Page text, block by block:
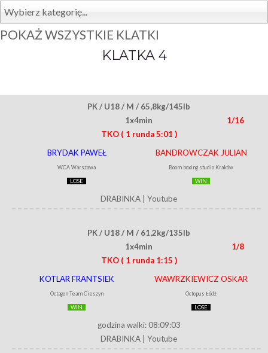
Wybierz kategorię...
POKAŻ WSZYSTKIE KLATKI
KLATKA 4
PK / U18 / M / 65,8kg/145lb
1x4min
1/16
TKO ( 1 runda 5:01 )
BRYDAK PAWEŁ
WCA Warszawa
LOSE
BANDROWCZAK JULIAN
Boom boxing studio Kraków
WIN
DRABINKA Youtube
PK / U18 / M / 61,2kg/135lb
1x4min
1/8
TKO ( 1 runda 1:15 )
KOTLAR FRANTSIEK
Octagon Team Cieszyn
WIN
WAWRZKIEWICZ OSKAR
Octopus Łódź
LOSE
godzina walki: 08:09:03
DRABINKA
Youtube